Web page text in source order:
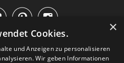
 ×
Cookies.
und Anzeigen zu personalisieren
Wir geben Informationen